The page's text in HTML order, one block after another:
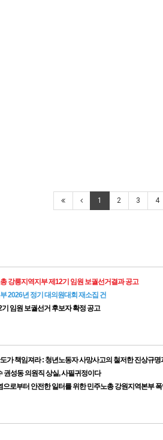
1 2 3 4
강릉지역지부 제12기 임원 보궐선거결과 공고
2026년 정기 대의원대회 재소집 건
임원 보궐선거 후보자 확정 공고
가 책임져라 : 청년노동자 사망사고의 철저한 진상규
권성동 의원직 상실, 사필귀정이다
로부터 안전한 일터를 위한 민주노총 강원지역본부